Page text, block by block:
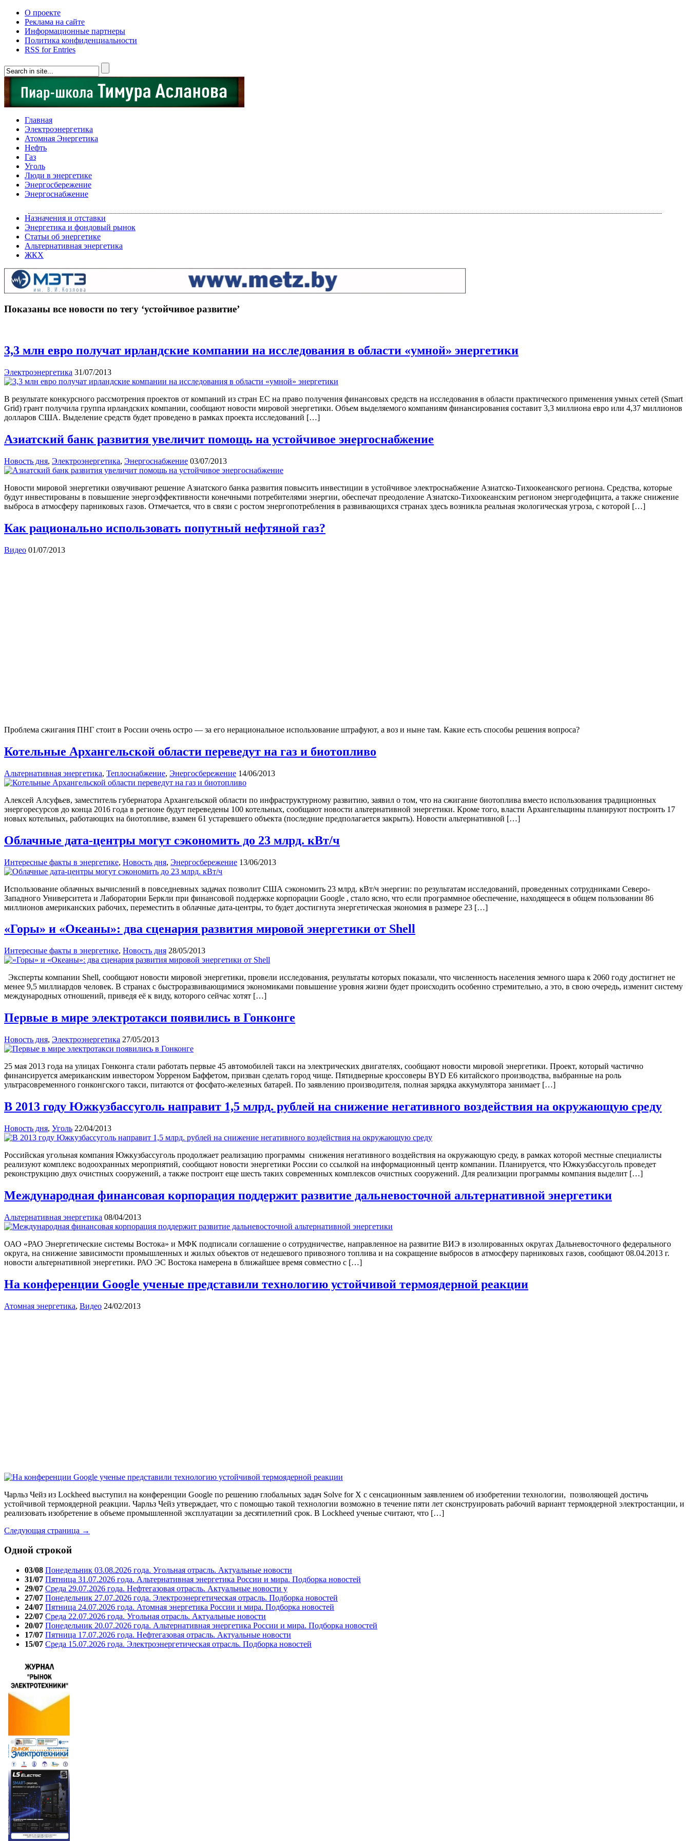
О проекте
Реклама на сайте
Информационные партнеры
Политика конфиденциальности
RSS for Entries
Главная
Электроэнергетика
Атомная Энергетика
Нефть
Газ
Уголь
Люди в энергетике
Энергосбережение
Энергоснабжение
Назначения и отставки
Энергетика и фондовый рынок
Статьи об энергетике
Альтернативная энергетика
ЖКХ
Показаны все новости по тегу ‘устойчивое развитие’
3,3 млн евро получат ирландские компании на исследования в области «умной» энергетики
Электроэнергетика 31/07/2013
В результате конкурсного рассмотрения проектов от компаний из стран ЕС на право получения финансовых средств на исследования в области практического применения умных сетей (Smart
Grid) грант получила группа ирландских компании, сообщают новости мировой энергетики. Объем выделяемого компаниям финансирования составит 3,3 миллиона евро или 4,37 миллионов
долларов США. Выделение средств будет проведено в рамках проекта исследований […]
Азиатский банк развития увеличит помощь на устойчивое энергоснабжение
Новость дня, Электроэнергетика, Энергоснабжение 03/07/2013
Новости мировой энергетики озвучивают решение Азиатского банка развития повысить инвестиции в устойчивое электроснабжение Азиатско-Тихоокеанского региона. Средства, которые
будут инвестированы в повышение энергоэффективности конечными потребителями энергии, обеспечат преодоление Азиатско-Тихоокеанским регионом энергодефицита, а также снижение
выброса в атмосферу парниковых газов. Отмечается, что в связи с ростом энергопотребления в развивающихся странах здесь возникла реальная экологическая угроза, с которой […]
Как рационально использовать попутный нефтяной газ?
Видео 01/07/2013
Проблема сжигания ПНГ стоит в России очень остро — за его нерациональное использование штрафуют, а воз и ныне там. Какие есть способы решения вопроса?
Котельные Архангельской области переведут на газ и биотопливо
Альтернативная энергетика, Теплоснабжение, Энергосбережение 14/06/2013
Алексей Алсуфьев, заместитель губернатора Архангельской области по инфраструктурному развитию, заявил о том, что на сжигание биотоплива вместо использования традиционных
энергоресурсов до конца 2016 года в регионе будут переведены 100 котельных, сообщают новости альтернативной энергетики. Кроме того, власти Архангельщины планируют построить 17
новых котельных, работающих на биотопливе, взамен 61 устаревшего объекта (последние предполагается закрыть). Новости альтернативной […]
Облачные дата-центры могут сэкономить до 23 млрд. кВт/ч
Интересные факты в энергетике, Новость дня, Энергосбережение 13/06/2013
Использование облачных вычислений в повседневных задачах позволит США сэкономить 23 млрд. кВт/ч энергии: по результатам исследований, проведенных сотрудниками Северо-
Западного Университета и Лаборатории Беркли при финансовой поддержке корпорации Google , стало ясно, что если программное обеспечение, находящееся в общем пользовании 86
миллионов американских рабочих, переместить в облачные дата-центры, то будет достигнута энергетическая экономия в размере 23 […]
«Горы» и «Океаны»: два сценария развития мировой энергетики от Shell
Интересные факты в энергетике, Новость дня 28/05/2013
Эксперты компании Shell, сообщают новости мировой энергетики, провели исследования, результаты которых показали, что численность населения земного шара к 2060 году достигнет не
менее 9,5 миллиардов человек. В странах с быстроразвивающимися экономиками повышение уровня жизни будет происходить особенно стремительно, а это, в свою очередь, изменит систему
международных отношений, приведя её к виду, которого сейчас хотят […]
Первые в мире электротакси появились в Гонконге
Новость дня, Электроэнергетика 27/05/2013
25 мая 2013 года на улицах Гонконга стали работать первые 45 автомобилей такси на электрических двигателях, сообщают новости мировой энергетики. Проект, который частично
финансируется американским инвестором Уорреном Баффетом, призван сделать город чище. Пятидверные кроссоверы BYD E6 китайского производства, выбранные на роль
ультрасовременного гонконгского такси, питаются от фосфато-железных батарей. По заявлению производителя, полная зарядка аккумулятора занимает […]
В 2013 году Южкузбассуголь направит 1,5 млрд. рублей на снижение негативного воздействия на окружающую среду
Новость дня, Уголь 22/04/2013
Российская угольная компания Южкузбассуголь продолжает реализацию программы снижения негативного воздействия на окружающую среду, в рамках которой местные специалисты
реализуют комплекс водоохранных мероприятий, сообщают новости энергетики России со ссылкой на информационный центр компании. Планируется, что Южкузбассуголь проведет
реконструкцию двух очистных сооружений, а также построит еще шесть таких современных комплексов очистных сооружений. Для реализации программы компания выделит […]
Международная финансовая корпорация поддержит развитие дальневосточной альтернативной энергетики
Альтернативная энергетика 08/04/2013
ОАО «РАО Энергетические системы Востока» и МФК подписали соглашение о сотрудничестве, направленное на развитие ВИЭ в изолированных округах Дальневосточного федерального
округа, на снижение зависимости промышленных и жилых объектов от недешевого привозного топлива и на сокращение выбросов в атмосферу парниковых газов, сообщают 08.04.2013 г.
новости альтернативной энергетики. РАО ЭС Востока намерена в ближайшее время совместно с […]
На конференции Google ученые представили технологию устойчивой термоядерной реакции
Атомная энергетика, Видео 24/02/2013
Чарльз Чейз из Lockheed выступил на конференции Google по решению глобальных задач Solve for X с сенсационным заявлением об изобретении технологии, позволяющей достичь
устойчивой термоядерной реакции. Чарльз Чейз утверждает, что с помощью такой технологии возможно в течение пяти лет сконструировать рабочий вариант термоядерной электростанции, и
реализовать изобретение в объеме промышленной эксплуатации за десятилетний срок. В Lockheed ученые считают, что […]
Следующая страница →
Одной строкой
03/08 Понедельник 03.08.2026 года. Угольная отрасль. Актуальные новости
31/07 Пятница 31.07.2026 года. Альтернативная энергетика России и мира. Подборка новостей
29/07 Среда 29.07.2026 года. Нефтегазовая отрасль. Актуальные новости у
27/07 Понедельник 27.07.2026 года. Электроэнергетическая отрасль. Подборка новостей
24/07 Пятница 24.07.2026 года. Атомная энергетика России и мира. Подборка новостей
22/07 Среда 22.07.2026 года. Угольная отрасль. Актуальные новости
20/07 Понедельник 20.07.2026 года. Альтернативная энергетика России и мира. Подборка новостей
17/07 Пятница 17.07.2026 года. Нефтегазовая отрасль. Актуальные новости
15/07 Среда 15.07.2026 года. Электроэнергетическая отрасль. Подборка новостей